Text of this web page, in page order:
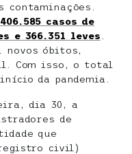
contaminações.
casos de
e 366.351 leves
novos óbitos,
Com isso, o total
da pandemia.
dia 30, a
de
que
civil)